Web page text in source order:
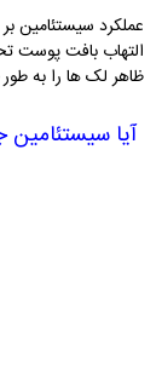
عملکرد سیستئامین
التهاب بافت پوست
ظاهر لک‌ ها را به
آیا